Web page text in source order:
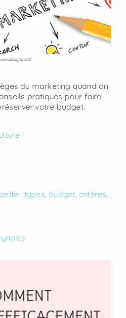
du marketing quand on
pratiques pour faire
votre budget.
: types, budget, critères,